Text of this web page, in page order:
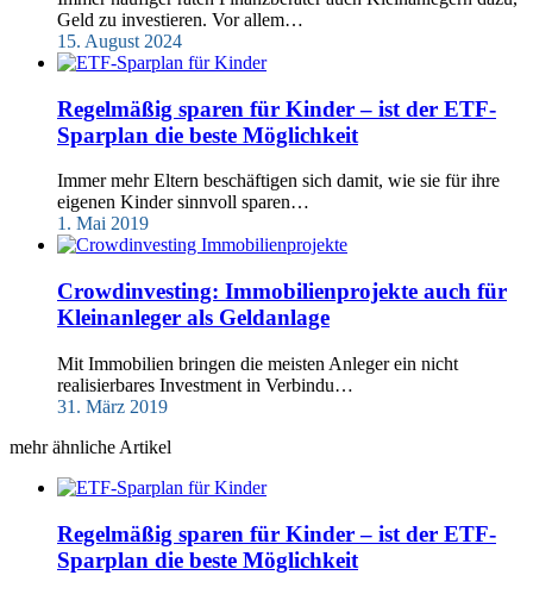
Geld zu investieren. Vor allem…
15. August 2024
Regelmäßig sparen für Kinder – ist der ETF-
Sparplan die beste Möglichkeit
Immer mehr Eltern beschäftigen sich damit, wie sie für ihre
eigenen Kinder sinnvoll sparen…
1. Mai 2019
Crowdinvesting: Immobilienprojekte auch für
Kleinanleger als Geldanlage
Mit Immobilien bringen die meisten Anleger ein nicht
realisierbares Investment in Verbindu…
31. März 2019
mehr ähnliche Artikel
Regelmäßig sparen für Kinder – ist der ETF-
Sparplan die beste Möglichkeit